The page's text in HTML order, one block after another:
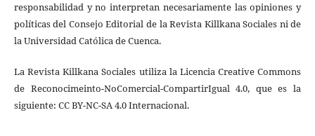
responsabilidad y no interpretan necesariamente las opiniones y
políticas del Consejo Editorial de la Revista Killkana Sociales ni de
la Universidad Católica de Cuenca.
La Revista Killkana Sociales utiliza la Licencia Creative Commons
de Reconocimeinto-NoComercial-CompartirIgual 4.0, que es la
siguiente: CC BY-NC-SA 4.0 Internacional.